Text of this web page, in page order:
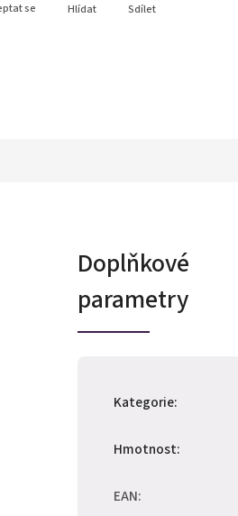
se Hlídat Sdílet
Doplňkové
parametry
Kategorie:
Hmotnost:
EAN: